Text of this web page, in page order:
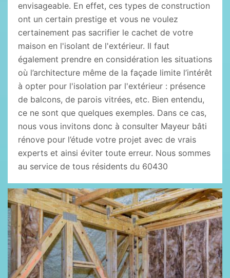
envisageable. En effet, ces types de construction
ont un certain prestige et vous ne voulez
certainement pas sacrifier le cachet de votre
maison en l'isolant de l'extérieur. Il faut
également prendre en considération les situations
où l’architecture même de la façade limite l’intérêt
à opter pour l'isolation par l'extérieur : présence
de balcons, de parois vitrées, etc. Bien entendu,
ce ne sont que quelques exemples. Dans ce cas,
nous vous invitons donc à consulter Mayeur bâti
rénove pour l’étude votre projet avec de vrais
experts et ainsi éviter toute erreur. Nous sommes
au service de tous résidents du 60430